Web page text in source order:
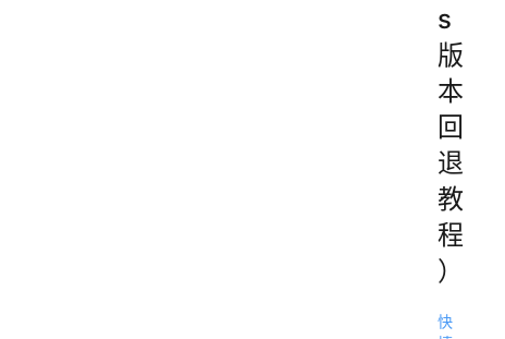
s
版
本
回
退
教
程
）
快